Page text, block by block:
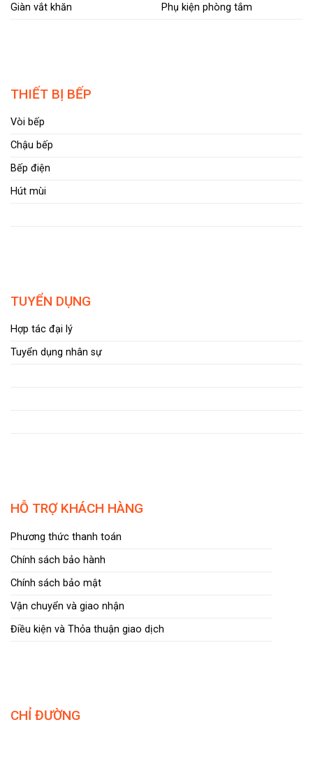
Giàn vắt khăn
Phụ kiện phòng tắm
THIẾT BỊ BẾP
Vòi bếp
Chậu bếp
Bếp điện
Hút mùi
TUYỂN DỤNG
Hợp tác đại lý
Tuyển dụng nhân sự
HỖ TRỢ KHÁCH HÀNG
Phương thức thanh toán
Chính sách bảo hành
Chính sách bảo mật
Vận chuyển và giao nhận
Điều kiện và Thỏa thuận giao dịch
CHỈ ĐƯỜNG